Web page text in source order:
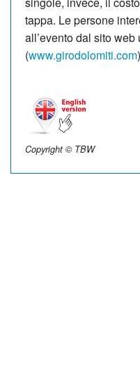
tappa. Le persone
all’evento dal sito
(www.girodolomiti.com
Copyright © TBW